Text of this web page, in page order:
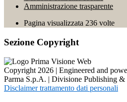
Amministrazione trasparente
Pagina visualizzata 236 volte
Sezione Copyright
Copyright 2026 | Engineered and
Parma S.p.A. | Divisione Publishing
Disclaimer trattamento dati personali